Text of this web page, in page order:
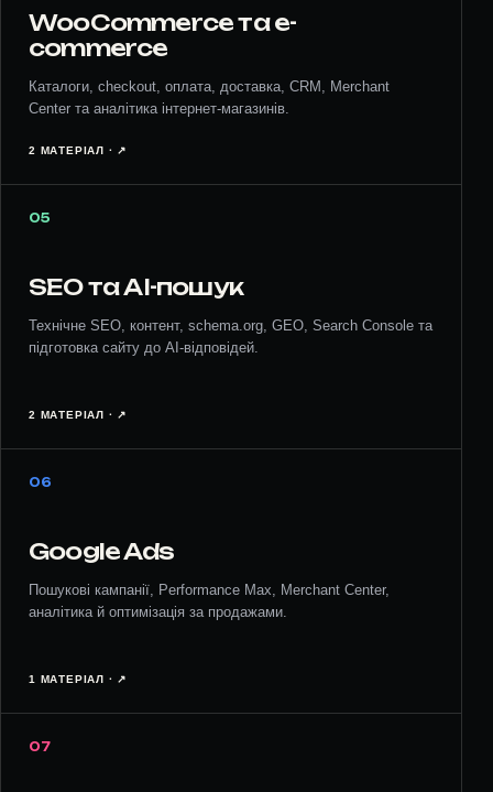
WooCommerce та e-
commerce
Каталоги, checkout, оплата, доставка, CRM, Merchant
Center та аналітика інтернет-магазинів.
2 МАТЕРІАЛ · ↗︎
05
SEO та AI-пошук
Технічне SEO, контент, schema.org, GEO, Search Console та
підготовка сайту до AI-відповідей.
2 МАТЕРІАЛ · ↗︎
06
Google Ads
Пошукові кампанії, Performance Max, Merchant Center,
аналітика й оптимізація за продажами.
1 МАТЕРІАЛ · ↗︎
07